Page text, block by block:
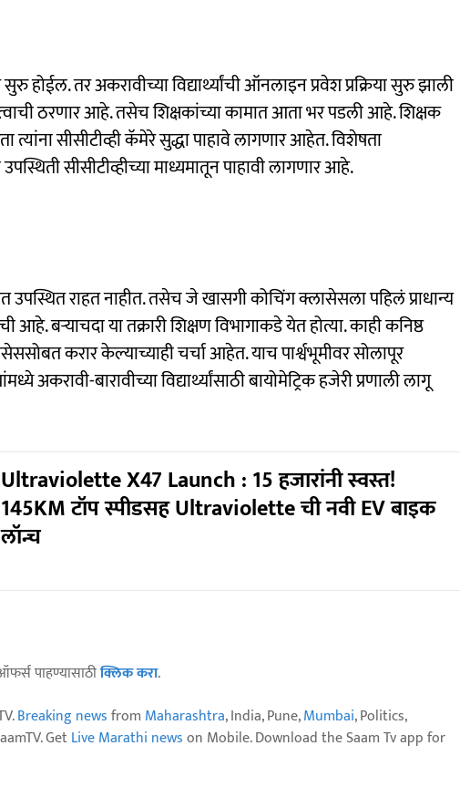
होईल. तर अकरावीच्या विद्यार्थ्यांची ऑनलाइन प्रवेश प्रक्रिया सुरु झाली
ठरणार आहे. तसेच शिक्षकांच्या कामात आता भर पडली आहे. शिक्षक
त्यांना सीसीटीव्ही कॅमेरे सुद्धा पाहावे लागणार आहेत. विशेषता
सीसीटीव्हीच्या माध्यमातून पाहावी लागणार आहे.
उपस्थित राहत नाहीत. तसेच जे खासगी कोचिंग क्लासेसला पहिलं प्राधान्य
आहे. बऱ्याचदा या तक्रारी शिक्षण विभागाकडे येत होत्या. काही कनिष्ठ
करार केल्याच्याही चर्चा आहेत. याच पार्श्वभूमीवर सोलापूर
अकरावी-बारावीच्या विद्यार्थ्यांसाठी बायोमेट्रिक हजेरी प्रणाली लागू
Ultraviolette X47 Launch : 15 हजारांनी स्वस्त!
145KM टॉप स्पीडसह Ultraviolette ची नवी EV बाइक
लॉन्च
पाहण्यासाठीक्लिक करा.
Breaking newsfrom Maharashtra, India, Pune,Mumbai, Politics,
GetLive Marathi newson Mobile. Download the Saam Tv app for